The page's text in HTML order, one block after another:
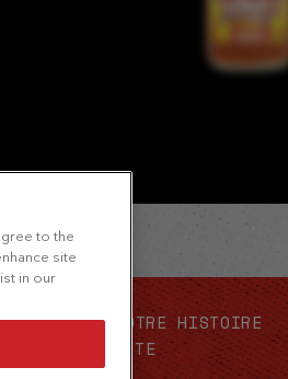
NOUS
NOTRE HISTOIRE
PLAN DU SITE
to the
site
in our